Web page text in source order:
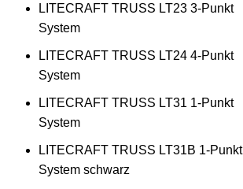
LITECRAFT TRUSS LT23 3-Punkt
System
LITECRAFT TRUSS LT24 4-Punkt
System
LITECRAFT TRUSS LT31 1-Punkt
System
LITECRAFT TRUSS LT31B 1-Punkt
System schwarz